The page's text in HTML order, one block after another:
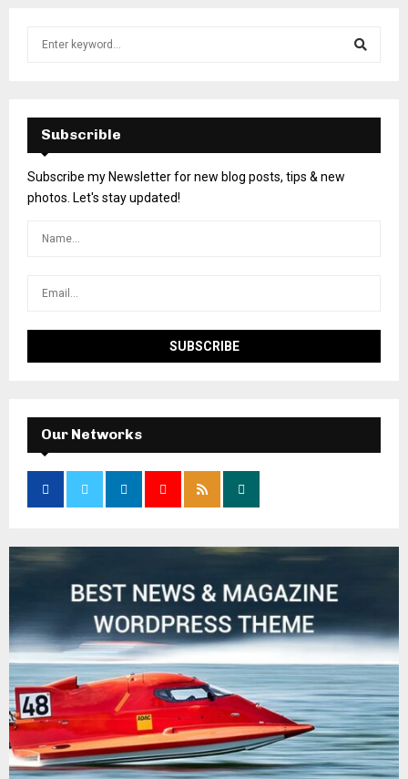
Subscrible
Subscribe my Newsletter for new blog posts, tips & new
photos. Let's stay updated!
Our Networks